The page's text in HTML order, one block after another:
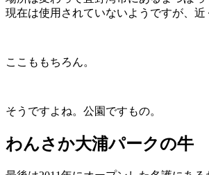
現在は使用されていないようですが、
ここももちろん。
そうですよね。公園ですもの。
わんさか大浦パークの牛